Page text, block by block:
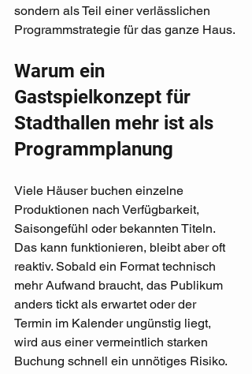
sondern als Teil einer verlässlichen
Programmstrategie für das ganze Haus.
Warum ein
Gastspielkonzept für
Stadthallen mehr ist als
Programmplanung
Viele Häuser buchen einzelne
Produktionen nach Verfügbarkeit,
Saisongefühl oder bekannten Titeln.
Das kann funktionieren, bleibt aber oft
reaktiv. Sobald ein Format technisch
mehr Aufwand braucht, das Publikum
anders tickt als erwartet oder der
Termin im Kalender ungünstig liegt,
wird aus einer vermeintlich starken
Buchung schnell ein unnötiges Risiko.